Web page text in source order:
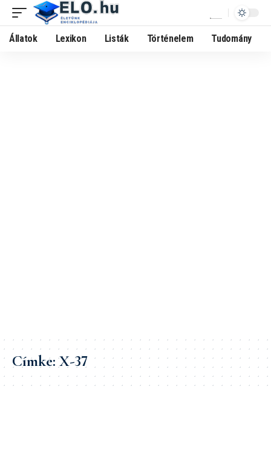
Állatok Lexikon Listák Történelem Tudomány
Címke:X-37